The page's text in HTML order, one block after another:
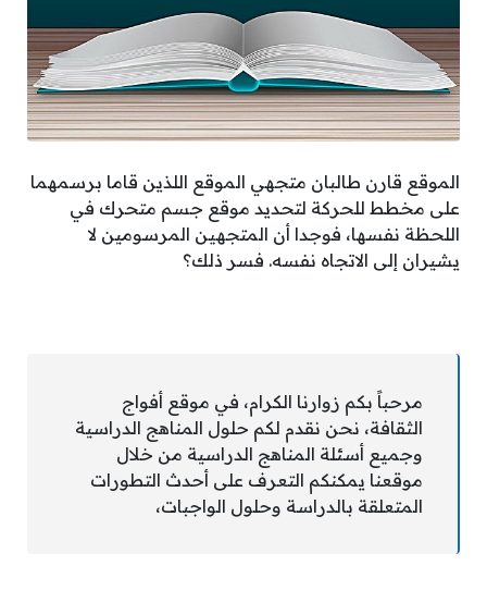
الموقع قارن طالبان متجهي الموقع اللذين قاما برسمهما
على مخطط للحركة لتحديد موقع جسم متحرك في
اللحظة نفسها، فوجدا أن المتجهين المرسومين لا
يشيران إلى الاتجاه نفسه. فسر ذلك؟
مرحباً بكم زوارنا الكرام، في موقع أفواج
الثقافة، نحن نقدم لكم حلول المناهج الدراسية
وجميع أسئلة المناهج الدراسية من خلال
موقعنا يمكنكم التعرف على أحدث التطورات
المتعلقة بالدراسة وحلول الواجبات،